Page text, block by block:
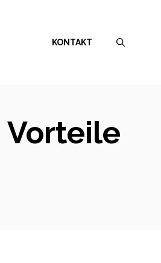
KONTAKT
Vorteile